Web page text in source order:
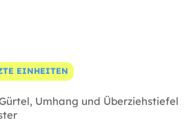
EINHEITEN
Umhang und Überziehstiefel